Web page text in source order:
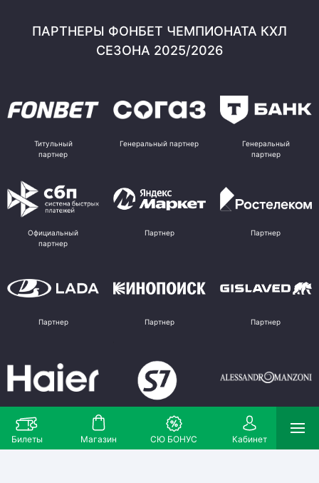
Билеты Магазин СЮ БОНУС Кабинет
ПАРТНЕРЫ ФОНБЕТ ЧЕМПИОНАТА КХЛ
СЕЗОНА 2025/2026
Титульный
партнер
Генеральный партнер
Генеральный
партнер
Официальный
партнер
Партнер Партнер
Партнер Партнер Партнер